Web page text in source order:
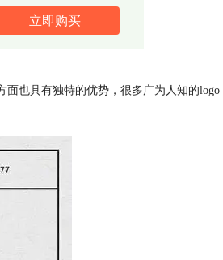
立即购买
面也具有独特的优势，很多广为人知的logo